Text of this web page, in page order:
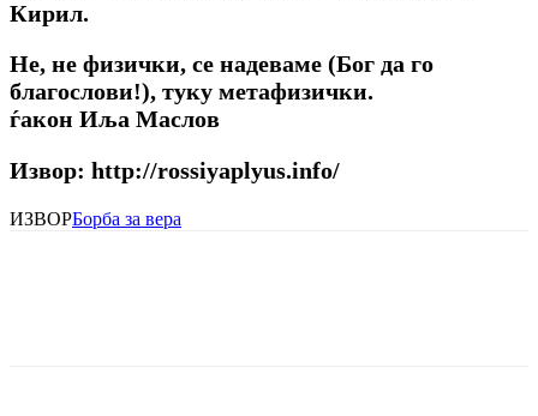
Кирил.
Не, не физички, се надеваме (Бог да го
благослови!), туку метафизички.
ѓакон Иља Маслов
Извор: http://rossiyaplyus.info/
ИЗВОРБорба за вера